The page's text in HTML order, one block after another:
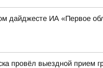
дайджесте ИА «Первое
провёл выездной прием